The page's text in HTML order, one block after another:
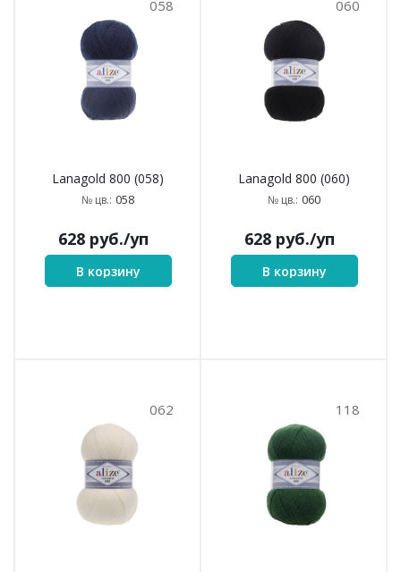
058
Lanagold 800 (058)
№ цв.: 058
628 руб./уп
В корзину
060
Lanagold 800 (060)
№ цв.: 060
628 руб./уп
В корзину
062 118